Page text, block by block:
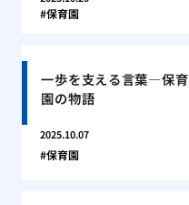
保育園
一歩を支える言葉―保育
園の物語
2025.10.07
保育園